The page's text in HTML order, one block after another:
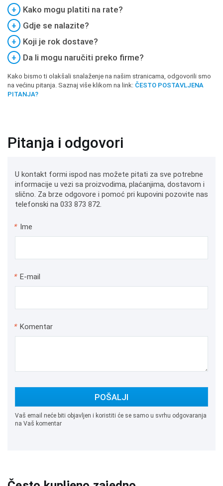
+
Kako mogu platiti na rate?
+
Gdje se nalazite?
+
Koji je rok dostave?
+
Da li mogu naručiti preko firme?
Kako bismo ti olakšali snalaženje na našim stranicama, odgovorili smo
na većinu pitanja. Saznaj više klikom na link: ČESTO POSTAVLJENA
PITANJA?
Pitanja i odgovori
U kontakt formi ispod nas možete pitati za sve potrebne
informacije u vezi sa proizvodima, plaćanjima, dostavom i
slično. Za brze odgovore i pomoć pri kupovini pozovite nas
telefonski na 033 873 872.
* Ime
* E-mail
* Komentar
POŠALJI
Vaš email neće biti objavljen i koristiti će se samo u svrhu odgovaranja
na Vaš komentar